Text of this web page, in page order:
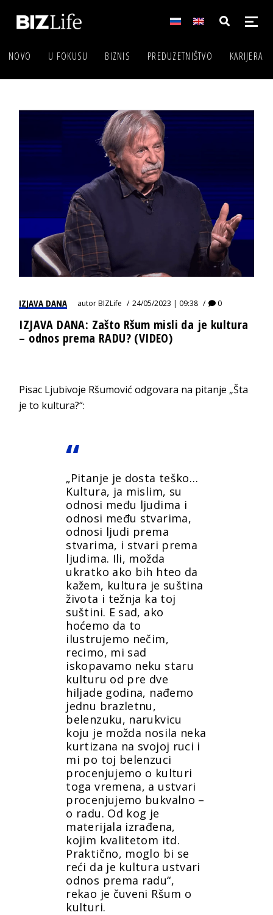
NOVO U FOKUSU BIZNIS PREDUZETNIŠTVO KARIJERA
IZJAVA DANA autorBIZLife 24/05/2023 | 09:38 0
IZJAVA DANA: Zašto Ršum misli da je kultura
– odnos prema RADU? (VIDEO)
Pisac Ljubivoje Ršumović odgovara na pitanje „Šta
je to kultura?“:
„Pitanje je dosta teško…
Kultura, ja mislim, su
odnosi među ljudima i
odnosi među stvarima,
odnosi ljudi prema
stvarima, i stvari prema
ljudima. Ili, možda
ukratko ako bih hteo da
kažem, kultura je suština
života i težnja ka toj
suštini. E sad, ako
hoćemo da to
ilustrujemo nečim,
recimo, mi sad
iskopavamo neku staru
kulturu od pre dve
hiljade godina, nađemo
jednu brazletnu,
belenzuku, narukvicu
koju je možda nosila neka
kurtizana na svojoj ruci i
mi po toj belenzuci
procenjujemo o kulturi
toga vremena, a ustvari
procenjujemo bukvalno –
o radu. Od kog je
materijala izrađena,
kojim kvalitetom itd.
Praktično, moglo bi se
reći da je kultura ustvari
odnos prema radu“,
rekao je čuveni Ršum o
kulturi.